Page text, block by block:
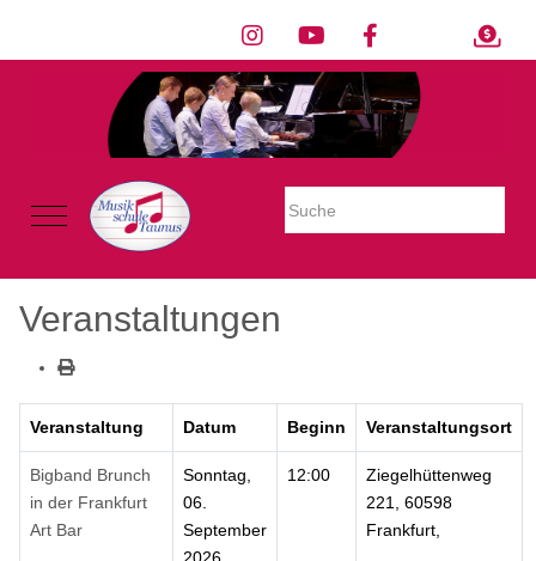
Warning: Undefined property: stdClass::$imglink in
/mnt/web605/e3/26/59781926/htdocs/Joomla2023/modules/
Mobile Menu Toggle
Veranstaltungen
Veranstaltung Datum Beginn Veranstaltungsort
Bigband Brunch
in der Frankfurt
Art Bar
Sonntag,
06.
September
2026
12:00
Ziegelhüttenweg
221, 60598
Frankfurt,